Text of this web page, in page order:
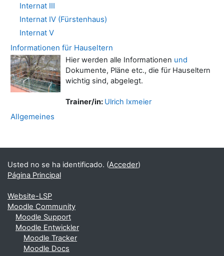
Internat III
Internat IV (Fürstenhaus)
Internat V
Informationen für Hauseltern
Hier werden alle Informationen und
Dokumente, Pläne etc., die für Hauseltern
wichtig sind, abgelegt.
Trainer/in: Ulrich Ixmeier
Allgemeines
Bloques suplementarios
Usted no se ha identificado. (Acceder)
Página Principal
Website-LSP
Moodle Community
Moodle Support
Moodle Entwickler
Moodle Tracker
Moodle Docs